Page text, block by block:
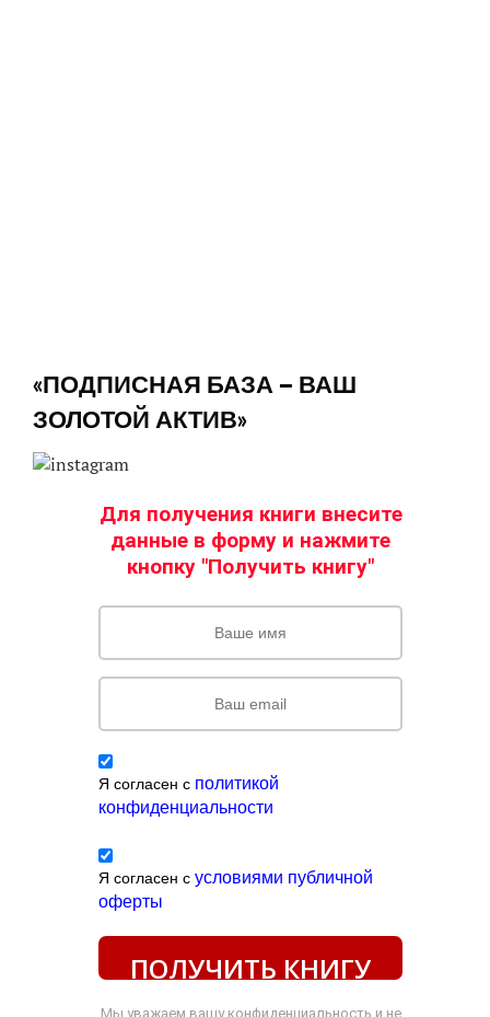
«ПОДПИСНАЯ БАЗА — ВАШ
ЗОЛОТОЙ АКТИВ»
Для получения книги внесите
данные в форму и нажмите
кнопку "Получить книгу"
Я согласен с политикой
конфиденциальности
Я согласен с условиями публичной
оферты
ПОЛУЧИТЬ КНИГУ
Мы уважаем вашу конфиденциальность и не